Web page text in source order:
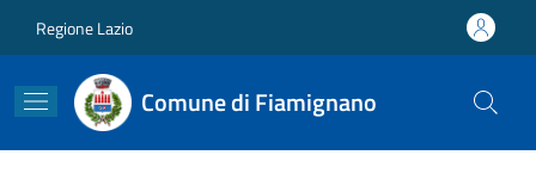
Regione Lazio
Comune di Fiamignano